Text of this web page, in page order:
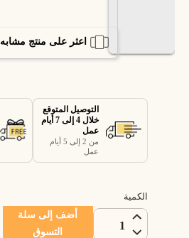
اعثر على منتج مشابه
التوصيل المتوقع
خلال 4 إلى 7 أيام
عمل
من 2 إلى 5 أيام
عمل
الكمية
1
أضف إلى سلة
التسوق